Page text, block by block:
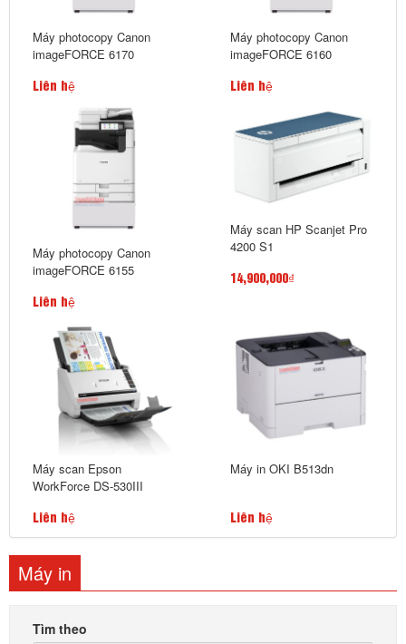
Máy photocopy Canon
imageFORCE 6170
Liên hệ
Máy photocopy Canon
imageFORCE 6160
Liên hệ
Máy photocopy Canon
imageFORCE 6155
Liên hệ
Máy scan HP Scanjet Pro
4200 S1
14,900,000₫
Máy scan Epson
WorkForce DS-530III
Liên hệ
Máy in OKI B513dn
Liên hệ
Máy in
Tìm theo